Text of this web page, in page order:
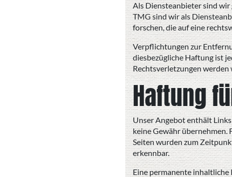
Als Diensteanbieter sind wir
TMG sind wir als
forschen, die auf eine
Verpflichtungen zur
diesbezügliche Haftung ist
Rechtsverletzungen
Haftung
Unser Angebot enthält
keine Gewähr
Seiten wurden zum
erkennbar.
Eine permanente